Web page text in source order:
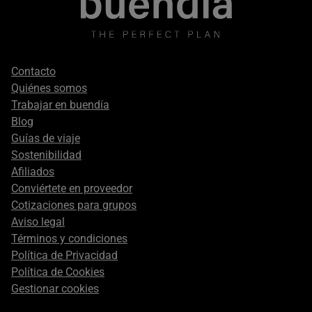
Footer
secondary
Contacto
Quiénes somos
Trabajar en buendía
Blog
Guías de viaje
Sostenibilidad
Afiliados
Conviértete en proveedor
Cotizaciones para grupos
Aviso legal
Términos y condiciones
Política de Privacidad
Política de Cookies
Gestionar cookies